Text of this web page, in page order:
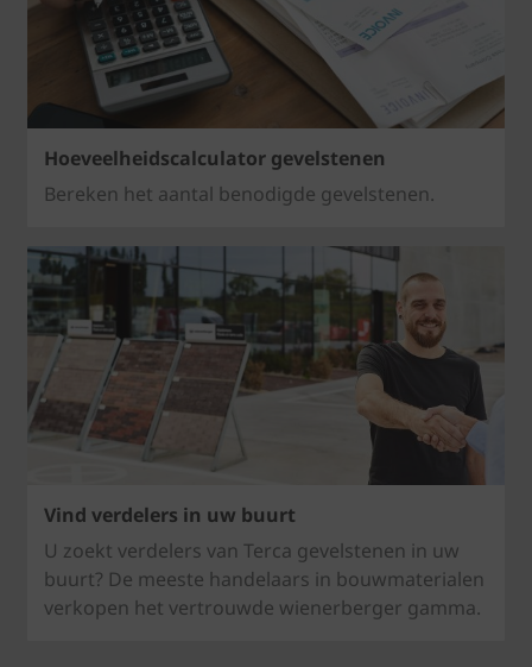
Hoeveelheidscalculator gevelstenen
Bereken het aantal benodigde gevelstenen.
Vind verdelers in uw buurt
U zoekt verdelers van Terca gevelstenen in uw
buurt? De meeste handelaars in bouwmaterialen
verkopen het vertrouwde wienerberger gamma.